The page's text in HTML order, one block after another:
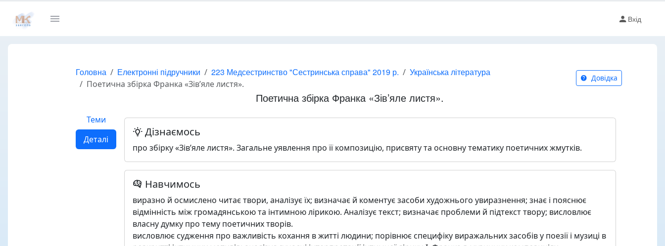
Вхід
Головна Електронні підручники 223 Медсестринство "Сестринська справа" 2019 р. Українська література
Поетична збірка Франка «Зів’яле листя».
Довідка
Поетична збірка Франка «Зів’яле листя».
Теми
Деталі
Дізнаємось
про збірку «Зів’яле листя». Загальне уявлення про її композицію, присвяту та основну тематику поетичних жмутків.
Навчимось
виразно й осмислено читає твори, аналізує їх; визначає й коментує засоби художнього увиразнення; знає і пояснює
відмінність між громадянською та інтимною лірикою. Аналізує текст; визначає проблеми й підтекст твору; висловлює
власну думку про тему поетичних творів.
висловлює судження про важливість кохання в житті людини; порівнює специфіку виражальних засобів у поезії і музиці в